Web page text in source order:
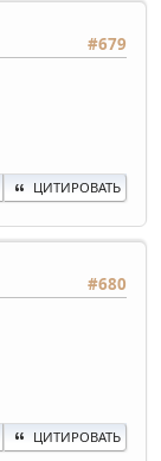
#679
ЦИТИРОВАТЬ
#680
ЦИТИРОВАТЬ